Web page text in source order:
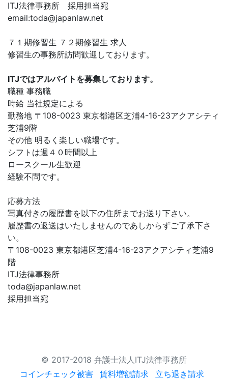
ITJ法律事務所 採用担当宛
email:toda@japanlaw.net
７１期修習生 ７２期修習生 求人
修習生の事務所訪問歓迎しております。
ITJではアルバイトを募集しております。
職種 事務職
時給 当社規定による
勤務地 〒108-0023 東京都港区芝浦4-16-23アクアシティ
芝浦9階
その他 明るく楽しい職場です。
シフトは週４０時間以上
ロースクール生歓迎
経験不問です。
応募方法
写真付きの履歴書を以下の住所までお送り下さい。
履歴書の返送はいたしませんのであしからずご了承下さ
い。
〒108-0023 東京都港区芝浦4-16-23アクアシティ芝浦9
階
ITJ法律事務所
toda@japanlaw.net
採用担当宛
© 2017-2018 弁護士法人ITJ法律事務所
コインチェック被害
賃料増額請求 立ち退き請求